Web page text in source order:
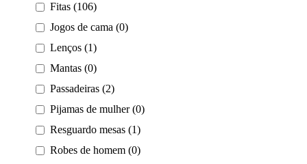
Fitas (106)
Jogos de cama (0)
Lenços (1)
Mantas (0)
Passadeiras (2)
Pijamas de mulher (0)
Resguardo mesas (1)
Robes de homem (0)